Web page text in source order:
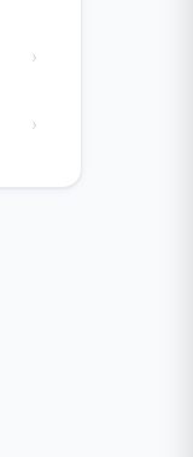
›
›